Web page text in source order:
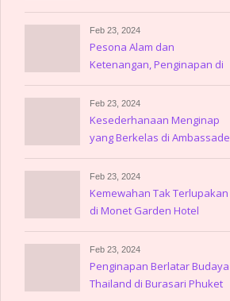
Hotel Amsterdam
Feb 23, 2024
Pesona Alam dan
Ketenangan, Penginapan di
Gulpen
Feb 23, 2024
Kesederhanaan Menginap
yang Berkelas di Ambassade
Hotel
Feb 23, 2024
Kemewahan Tak Terlupakan
di Monet Garden Hotel
Amsterdam
Feb 23, 2024
Penginapan Berlatar Budaya
Thailand di Burasari Phuket